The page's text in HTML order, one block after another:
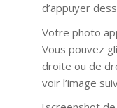
d’appuyer
Votre photo
Vous pouvez
droite ou de
voir l’image